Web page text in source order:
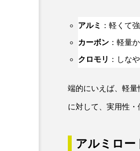
アルミ ：軽くて
カーボン：軽量
クロモリ ：しな
端的にいえば、軽
に対して、実用性・
アルミロー